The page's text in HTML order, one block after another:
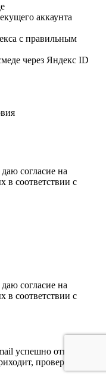
аккаунта
с правильным
через Яндекс ID
согласие на
в соответствии с
согласие на
в соответствии с
успешно отправлено
проверьте